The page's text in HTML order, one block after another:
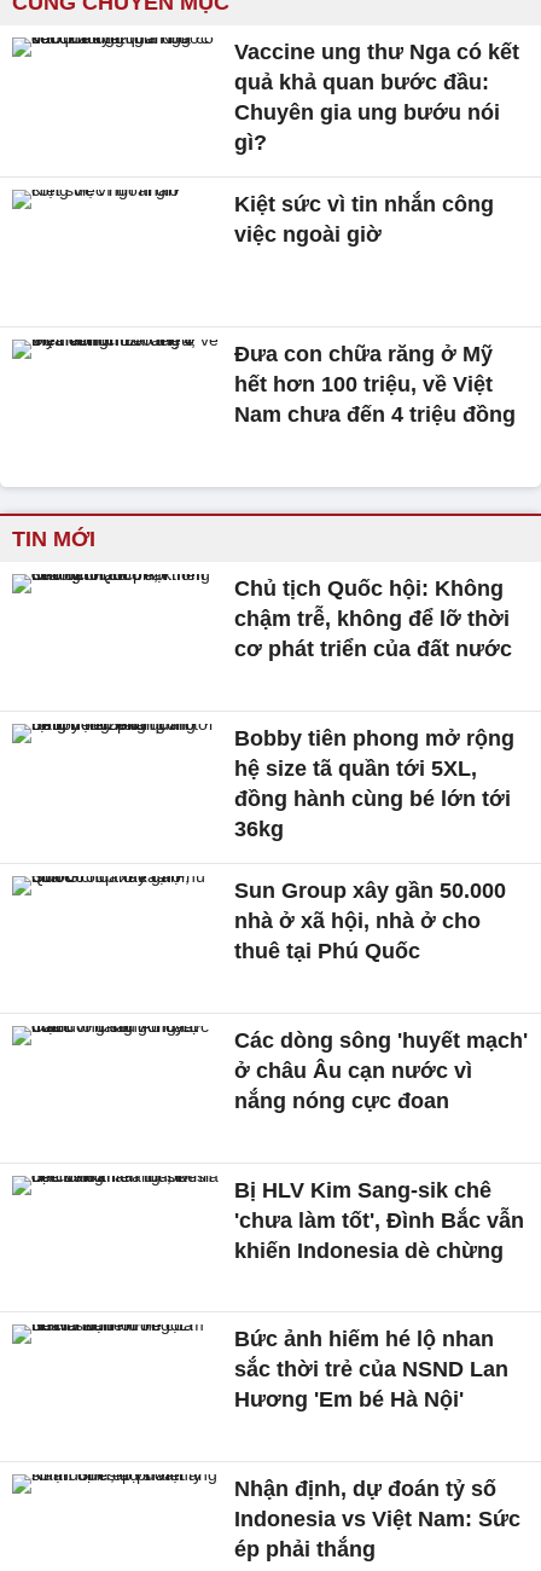
Vaccine ung thư Nga có kết
quả khả quan bước đầu:
Chuyên gia ung bướu nói
gì?
Kiệt sức vì tin nhắn công
việc ngoài giờ
Đưa con chữa răng ở Mỹ
hết hơn 100 triệu, về Việt
Nam chưa đến 4 triệu đồng
TIN MỚI
Chủ tịch Quốc hội: Không
chậm trễ, không để lỡ thời
cơ phát triển của đất nước
Bobby tiên phong mở rộng
hệ size tã quần tới 5XL,
đồng hành cùng bé lớn tới
36kg
Sun Group xây gần 50.000
nhà ở xã hội, nhà ở cho
thuê tại Phú Quốc
Các dòng sông 'huyết mạch'
ở châu Âu cạn nước vì
nắng nóng cực đoan
Bị HLV Kim Sang-sik chê
'chưa làm tốt', Đình Bắc vẫn
khiến Indonesia dè chừng
Bức ảnh hiếm hé lộ nhan
sắc thời trẻ của NSND Lan
Hương 'Em bé Hà Nội'
Nhận định, dự đoán tỷ số
Indonesia vs Việt Nam: Sức
ép phải thắng